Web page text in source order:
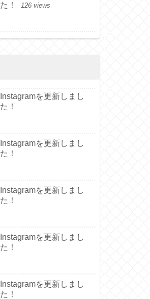
た！
126 views
Instagramを更新しまし
た！
Instagramを更新しまし
た！
Instagramを更新しまし
た！
Instagramを更新しまし
た！
Instagramを更新しまし
た！